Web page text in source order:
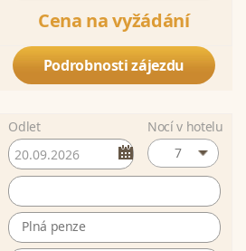
Cena na vyžádání
Podrobnosti zájezdu
Odlet
Nocí v hotelu
7
Plná penze